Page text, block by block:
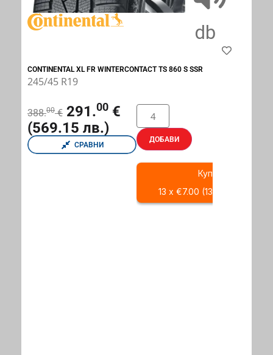
CONTINENTAL XL FR WINTERCONTACT TS 860 S SSR
245/45 R19
388.00 € 291.00 €
(569.15 лв.)
СРАВНИ
ДОБАВИ
Купи с
13 x €7.00 (13 x 13.69 BGN)